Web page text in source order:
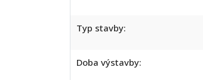
Typ stavby:
Doba výstavby: